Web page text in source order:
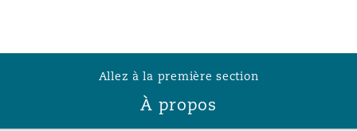
Allez à la première section
À propos